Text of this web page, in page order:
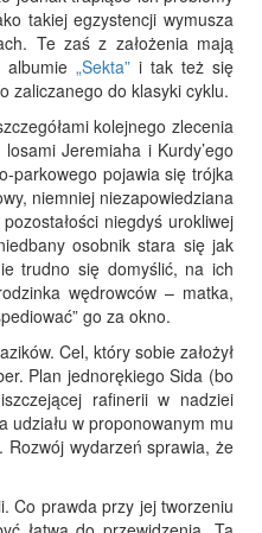
takiej egzystencji wymusza
Te zaś z założenia mają
albumie „Sekta”i tak też się
zaliczanego do klasyki cyklu.
kolejnego zlecenia
Jeremiaha i Kurdy’ego
parkowego pojawia się trójka
niemniej niezapowiedziana
niegdyś urokliwej
osobnik stara się jak
trudno się domyślić, na ich
wędrowców – matka,
go za okno.
Cel, który sobie założył
Plan jednorękiego Sida (bo
rafinerii w nadziei
w proponowanym mu
Rozwój wydarzeń sprawia, że
Co prawda przy jej tworzeniu